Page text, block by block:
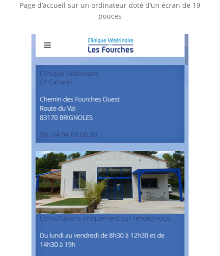
Page d’accueil sur un ordinateur doté d’un écran de 19
pouces